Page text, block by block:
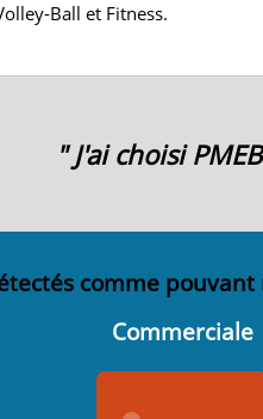
Ball et Fitness.
" J'ai choisi
comme
Commerciale